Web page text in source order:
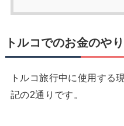
トルコでのお金のや
トルコ旅行中に使用する
記の2通りです。